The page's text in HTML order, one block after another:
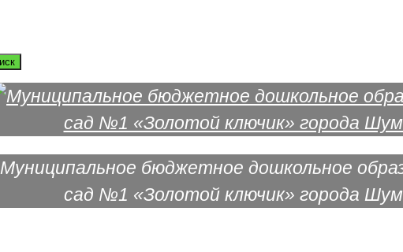
Муниципальное бюджетное дошкольное
сад №1 «Золотой ключик» города